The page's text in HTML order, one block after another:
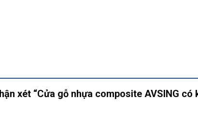
xét “Cửa gỗ nhựa composite AVSING có